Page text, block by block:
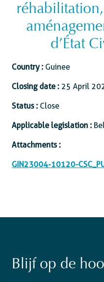
d’État
Country : Guinee
Closing date : 25 April
Status : Close
Applicable legislation :
Attachments :
GIN23004-10120-
Blijf op de